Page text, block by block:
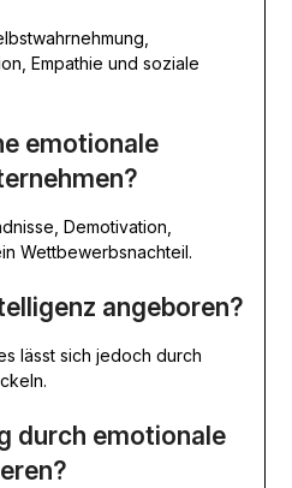
Empathie und soziale
emotionale
Demotivation,
Wettbewerbsnachteil.
angeboren?
lässt sich jedoch durch
durch emotionale